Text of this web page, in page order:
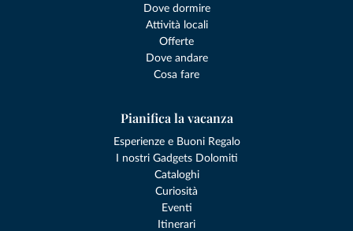
Dove dormire
Attività locali
Offerte
Dove andare
Cosa fare
Pianifica la vacanza
Esperienze e Buoni Regalo
I nostri Gadgets Dolomiti
Cataloghi
Curiosità
Eventi
Itinerari